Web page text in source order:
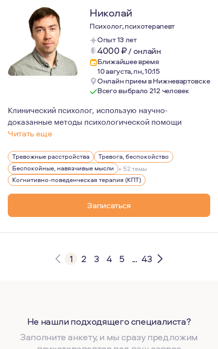
Николай
Психолог, психотерапевт
Опыт 13 лет
4000₽/ онлайн
Ближайшее время
10 августа, пн, 10:15
Онлайн прием в Нижневартовске
Всего выбрало 212 человек
Клинический психолог, использую научно-
доказанные методы психологической помощи
Читать еще
Мой подход к терапии - непредвзятый,
Тревожные расстройства
Тревога, беспокойство
Беспокойные, навязчивые мысли + 52 темы
Когнитивно-поведенческая терапия (КПТ)
Записаться
1 2 3 4 5 ... 43
Не нашли подходящего специалиста?
Заполните анкету, и мы сразу предложим